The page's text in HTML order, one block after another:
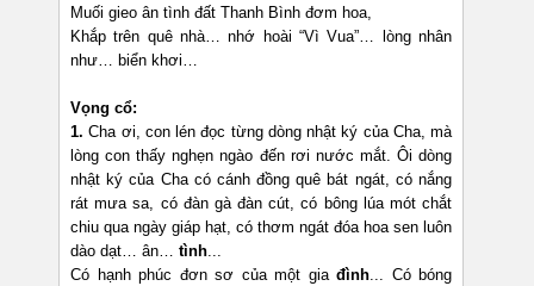
Muối gieo ân tình đất Thanh Bình đơm hoa,
Khắp trên quê nhà… nhớ hoài “Vì Vua”… lòng nhân
như… biển khơi…
Vọng cổ:
1. Cha ơi, con lén đọc từng dòng nhật ký của Cha, mà
lòng con thấy nghẹn ngào đến rơi nước mắt. Ôi dòng
nhật ký của Cha có cánh đồng quê bát ngát, có nắng
rát mưa sa, có đàn gà đàn cút, có bông lúa mót chắt
chiu qua ngày giáp hạt, có thơm ngát đóa hoa sen luôn
dào dạt… ân… tình...
Có hạnh phúc đơn sơ của một gia đình... Có bóng